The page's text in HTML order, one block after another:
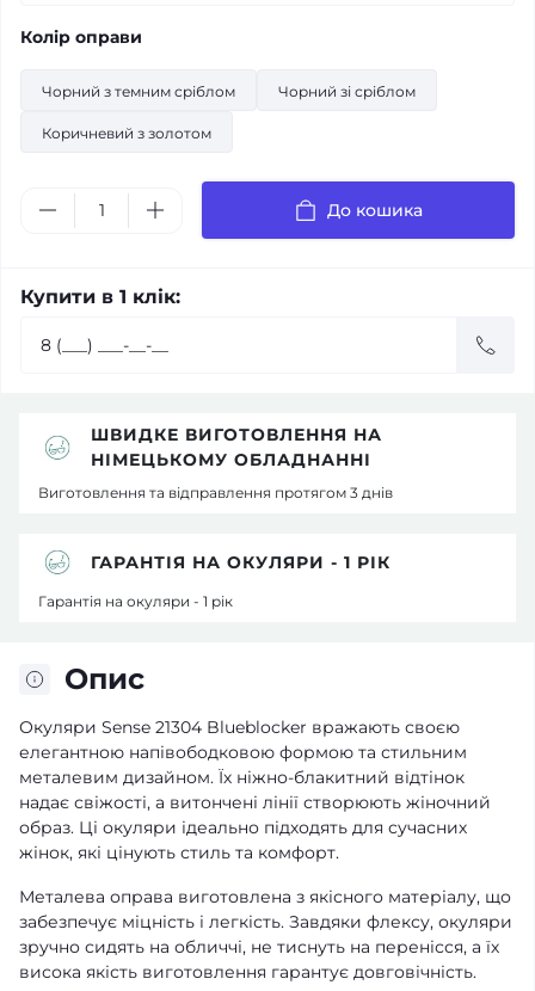
Колір оправи
Чорний з темним сріблом Чорний зі сріблом
Коричневий з золотом
До кошика
Купити в 1 клік:
Опис
Окуляри Sense 21304 Blueblocker вражають своєю
елегантною напівободковою формою та стильним
металевим дизайном. Їх ніжно-блакитний відтінок
надає свіжості, а витончені лінії створюють жіночний
образ. Ці окуляри ідеально підходять для сучасних
жінок, які цінують стиль та комфорт.
Металева оправа виготовлена з якісного матеріалу, що
забезпечує міцність і легкість. Завдяки флексу, окуляри
зручно сидять на обличчі, не тиснуть на перенісся, а їх
висока якість виготовлення гарантує довговічність.
ШВИДКЕ ВИГОТОВЛЕННЯ НА
НІМЕЦЬКОМУ ОБЛАДНАННІ
Виготовлення та відправлення протягом 3 днів
ГАРАНТІЯ НА ОКУЛЯРИ - 1 РІК
Гарантія на окуляри - 1 рік